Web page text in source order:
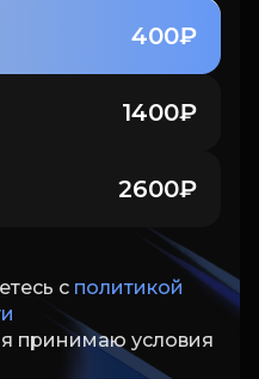
400₽
1400₽
2600₽
с политикой
принимаю условия